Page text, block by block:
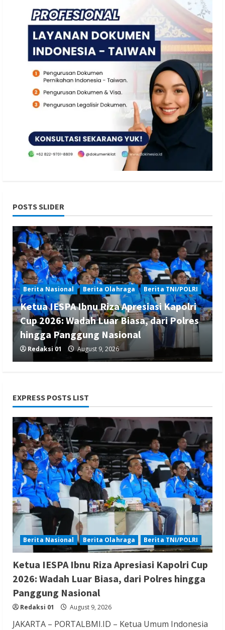
POSTS SLIDER
Berita Nasional Berita Olahraga Berita TNI/POLRI
Ketua IESPA Ibnu Riza Apresiasi Kapolri
Cup 2026: Wadah Luar Biasa, dari Polres
hingga Panggung Nasional
Redaksi 01 August 9, 2026
Berita Trending
Serang Fair 2026 Jadi Etalase UMKM,
Sekda Deden Ajak Masyarakat Cintai
Produk Lokal
Redaksi 01 August 8, 2026
Berita Nasional Berita Politik Berita Terbaru
Sosialisasi Susunan Pengurus DPC PPP
Kabupaten Banyumas
Redaksi 01 August 8, 2026
EXPRESS POSTS LIST
Berita Nasional Berita Olahraga Berita TNI/POLRI
Ketua IESPA Ibnu Riza Apresiasi Kapolri Cup
2026: Wadah Luar Biasa, dari Polres hingga
Panggung Nasional
Redaksi 01 August 9, 2026
JAKARTA – PORTALBMI.ID – Ketua Umum Indonesia